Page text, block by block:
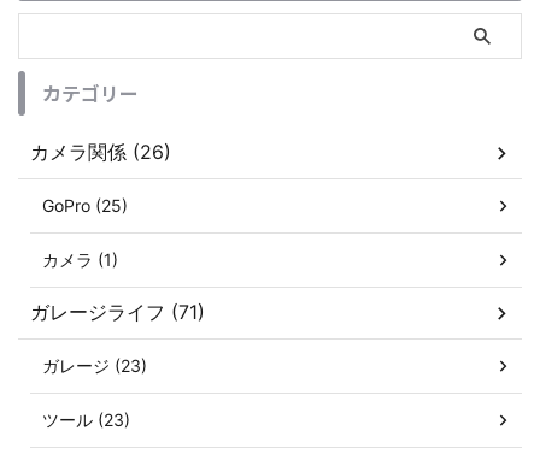
カテゴリー
カメラ関係 (26)
GoPro (25)
カメラ (1)
ガレージライフ (71)
ガレージ (23)
ツール (23)